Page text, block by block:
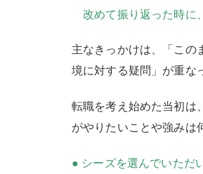
改めて振り返った時に
主なきっかけは、「この
境に対する疑問」が重な
転職を考え始めた当初は
がやりたいことや強みは
● シーズを選んでいただ